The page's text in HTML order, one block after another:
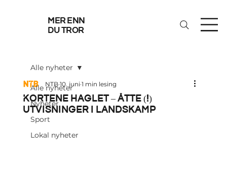
mer enn
du tror
Alle nyheter
Nyheter
Sport
Lokal nyheter
Alle nyheter
Kortene haglet – åtte (!)
utvisninger i landskamp
NTB 10. juni 1 min lesing